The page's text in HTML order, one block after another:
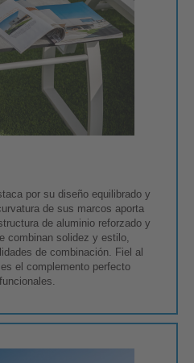
por su diseño equilibrado y
de sus marcos aporta
de aluminio reforzado y
combinan solidez y estilo,
de combinación. Fiel al
el complemento perfecto